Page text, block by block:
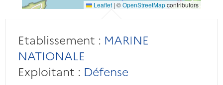
Leaflet | ©OpenStreetMapcontributors
Etablissement : MARINE
NATIONALE
Exploitant : Défense